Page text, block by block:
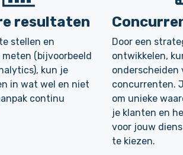
resultaten
stellen en
(bijvoorbeeld
kun je
in wat wel en niet
continu
Door een
ontwikkelen,
onderscheiden
concurrenten.
om unieke
je klanten en
voor jouw
te kiezen.